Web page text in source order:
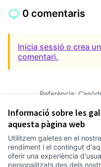
Informació sobre les
aquesta pàgina web
Utilitzem galetes en el
rendiment i el contingut
oferir una experiència
personalitzats des dels
0 comentaris
Inicia sessió o crea
comentari.
Referència:
Termes i condicions d'ús
Configuració de les galetes
Comunitat Canòdrom a
(Link externo)
Comunitat Canòdrom a
(Link externo)
Comunitat Canòdrom a
(Link externo)
Català
Triar la llengua Elegir el idioma